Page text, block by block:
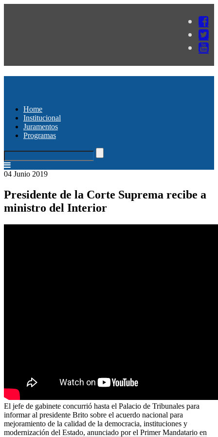
Home
Institucional
Juramentos
Programas
04 Junio 2019
Presidente de la Corte Suprema recibe a
ministro del Interior
El jefe de gabinete concurrió hasta el Palacio de Tribunales para
informar al presidente Brito sobre el acuerdo nacional para
mejoramiento de la calidad de la democracia, instituciones y
modernización del Estado, anunciado por el Primer Mandatario en